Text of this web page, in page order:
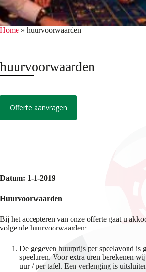
Home » huurvoorwaarden
Datum: 1-1-2019
Huurvoorwaarden
Bij het accepteren van onze offerte gaat u
volgende huurvoorwaarden:
De gegeven huurprijs per speelavond is
speeluren. Voor extra uren berekenen
uur / per tafel. Een verlenging is
huurvoorwaarden
Offerte aanvragen